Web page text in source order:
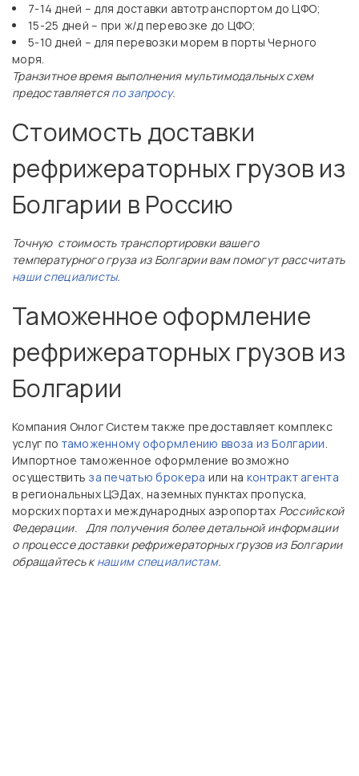
7-14 дней – для доставки автотранспортом до ЦФО;
15-25 дней – при ж/д перевозке до ЦФО;
5-10 дней – для перевозки морем в порты Черного
моря.
Транзитное время выполнения мультимодальных схем
предоставляетсяпо запросу.
Стоимость доставки
рефрижераторных грузов из
Болгарии в Россию
Точную стоимость транспортировки вашего
температурного груза из Болгарии вам помогут рассчитать
наши специалисты.
Таможенное оформление
рефрижераторных грузов из
Болгарии
Компания Онлог Систем также предоставляет комплекс
услуг по таможенному оформлению ввоза из Болгарии.
Импортное таможенное оформление возможно
осуществить за печатью брокера или на контракт агента
в региональных ЦЭДах, наземных пунктах пропуска,
морских портах и международных аэропортах Российской
Федерации. Для получения более детальной информации
о процессе доставки рефрижераторных грузов из Болгарии
обращайтесь кнашим специалистам.